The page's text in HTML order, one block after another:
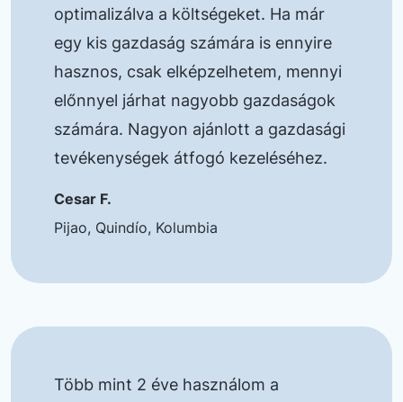
optimalizálva a költségeket. Ha már
egy kis gazdaság számára is ennyire
hasznos, csak elképzelhetem, mennyi
előnnyel járhat nagyobb gazdaságok
számára. Nagyon ajánlott a gazdasági
tevékenységek átfogó kezeléséhez.
Cesar F.
Pijao, Quindío, Kolumbia
Több mint 2 éve használom a